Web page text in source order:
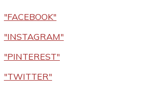
"FACEBOOK"
"INSTAGRAM"
"PINTEREST"
"TWITTER"